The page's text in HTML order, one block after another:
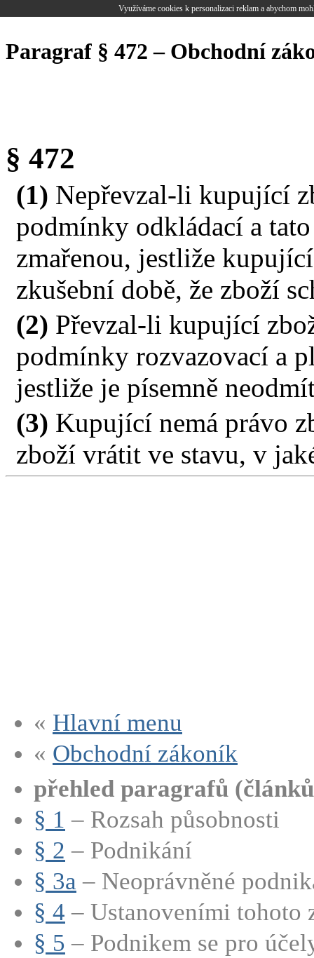
Využíváme cookies k personalizaci reklam a abychom
Paragraf § 472 – Obchodní
§ 472
(1) Nepřevzal-li kupující
podmínky odkládací a
zmařenou, jestliže
zkušební době, že zboží
(2) Převzal-li kupující
podmínky rozvazovací a
jestliže je písemně
(3) Kupující nemá právo
zboží vrátit ve stavu, v
« Hlavní menu
« Obchodní zákoník
přehled paragrafů
§ 1 – Rozsah působnosti
§ 2 – Podnikání
§ 3a – Neoprávněné
§ 4 – Ustanoveními tohoto
§ 5 – Podnikem se pro